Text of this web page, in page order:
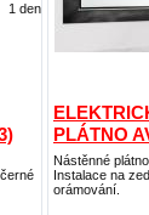
1 den
PLÁTNO
Nástěnné
Instalace na
orámování.